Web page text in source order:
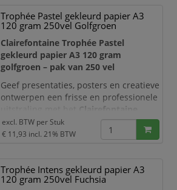
Dit stevige gekleurd papier van
Clairefontaine is zeer geschikt voor het
maken van mooie
Trophée Pastel gekleurd papier A3
120 gram 250vel Golfgroen
Clairefontaine Trophée Pastel
gekleurd papier A3 120 gram
golfgroen – pak van 250 vel
Geef presentaties, posters en creatieve
ontwerpen een frisse en professionele
Clairefontaine
Trophée Pastel gekleurd papier A3 120
gram in golfgroen. De zachte groene
afbeeldingen goed leesbaar weer te
geven.
excl. BTW per Stuk
€ 11,93 incl. 21% BTW
Trophée Intens gekleurd papier A3
120 gram 250vel Fuchsia